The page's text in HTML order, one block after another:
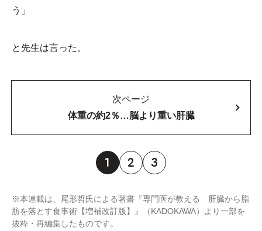
う」
と先生は言った。
次ページ
体重の約2％…脳より重い肝臓
1 2 3
※本連載は、尾形哲氏による著書『専門医が教える 肝臓から脂
肪を落とす食事術【増補改訂版】』（KADOKAWA）より一部を
抜粋・再編集したものです。